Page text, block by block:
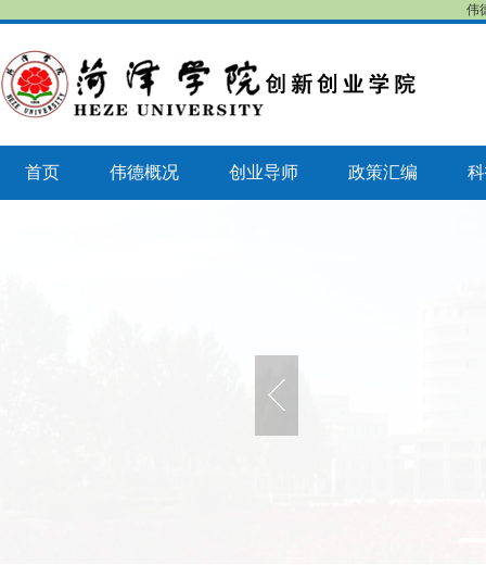
伟
首页 伟德概况 创业导师 政策汇编